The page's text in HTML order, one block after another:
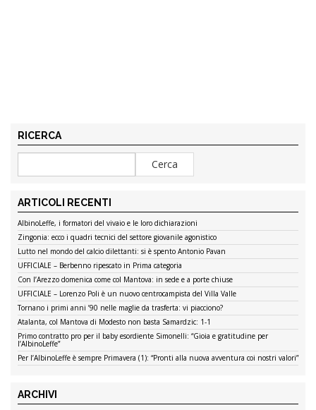
RICERCA
ARTICOLI RECENTI
AlbinoLeffe, i formatori del vivaio e le loro dichiarazioni
Zingonia: ecco i quadri tecnici del settore giovanile agonistico
Lutto nel mondo del calcio dilettanti: si è spento Antonio Pavan
UFFICIALE – Berbenno ripescato in Prima categoria
Con l’Arezzo domenica come col Mantova: in sede e a porte chiuse
UFFICIALE – Lorenzo Poli è un nuovo centrocampista del Villa Valle
Tornano i primi anni ’90 nelle maglie da trasferta: vi piacciono?
Atalanta, col Mantova di Modesto non basta Samardzic: 1-1
Primo contratto pro per il baby esordiente Simonelli: “Gioia e gratitudine per
l’AlbinoLeffe”
Per l’AlbinoLeffe è sempre Primavera (1): “Pronti alla nuova avventura coi nostri valori”
ARCHIVI